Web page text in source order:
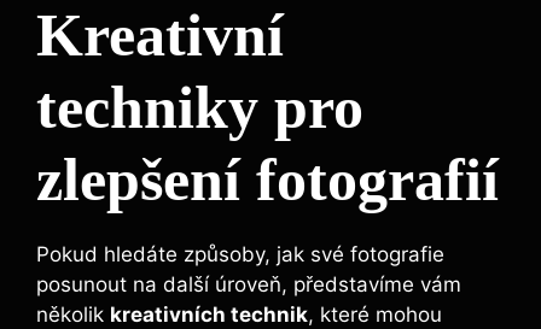
Kreativní
techniky pro
zlepšení fotografií
Pokud hledáte způsoby, jak své fotografie
posunout na další úroveň, představíme vám
několik kreativních technik, které mohou